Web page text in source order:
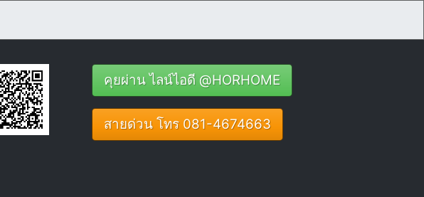
คุยผ่าน ไลน์ไอดี @HORHOME
สายด่วน โทร 081-4674663